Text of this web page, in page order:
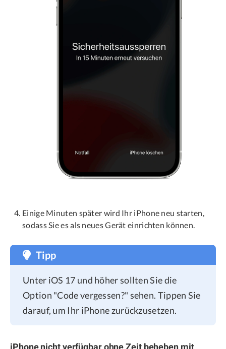
Einige Minuten später wird Ihr iPhone neu starten,
sodass Sie es als neues Gerät einrichten können.
Tipp
Unter iOS 17 und höher sollten Sie die
Option "Code vergessen?" sehen. Tippen Sie
darauf, um Ihr iPhone zurückzusetzen.
iPhone nicht verfügbar ohne Zeit beheben mit